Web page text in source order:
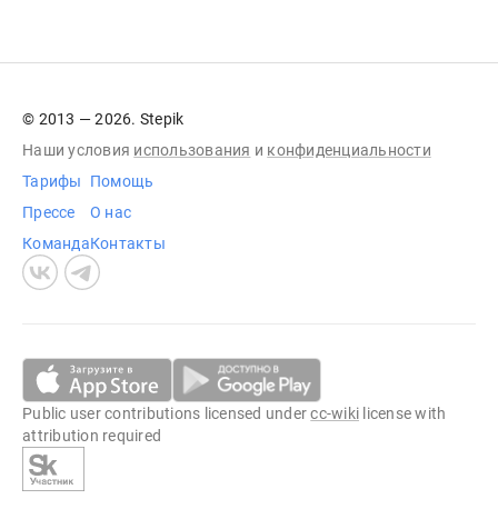
© 2013 — 2026. Stepik
Наши условия использования и конфиденциальности
Тарифы
Прессе
Команда
Помощь
О нас
Контакты
Public user contributions licensed undercc-wiki license with
attribution required